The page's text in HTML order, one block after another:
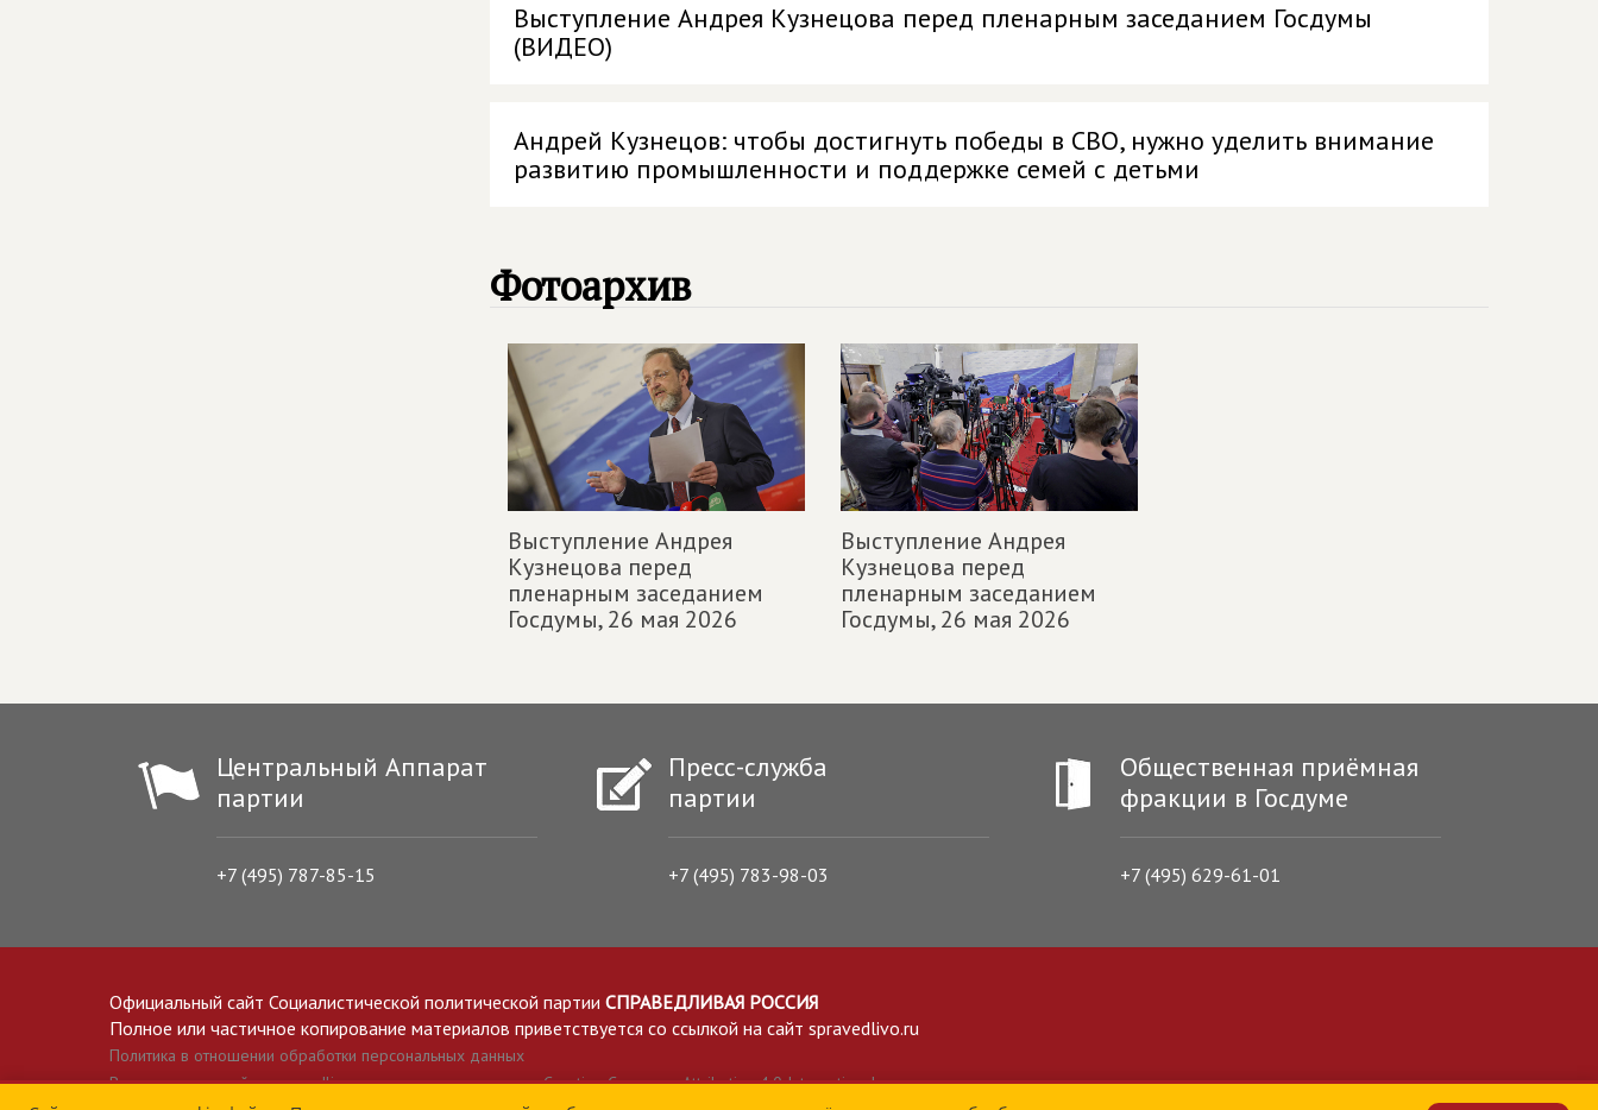
Выступление Андрея Кузнецова перед пленарным заседанием Госдумы
(ВИДЕО)
Андрей Кузнецов: чтобы достигнуть победы в СВО, нужно уделить внимание
развитию промышленности и поддержке семей с детьми
Фотоархив
Выступление Андрея
Кузнецова перед
пленарным заседанием
Госдумы,26 мая 2026
Выступление Андрея
Кузнецова перед
пленарным заседанием
Госдумы,26 мая 2026
Центральный Аппарат
партии
+7 (495) 787-85-15
Пресс-служба
партии
+7 (495) 783-98-03
Общественная приёмная
фракции в Госдуме
+7 (495) 629-61-01
Официальный сайт Социалистической политической партии СПРАВЕДЛИВАЯ РОССИЯ
Полное или частичное копирование материалов приветствуется со ссылкой на сайт spravedlivo.ru
Политика в отношении обработки персональных данных
Все материалы сайта spravedlivo.ru доступны по лицензии Creative Commons Attribution 4.0 International